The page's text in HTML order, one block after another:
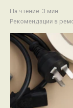
На чтение: 3 мин
Рекомендации в